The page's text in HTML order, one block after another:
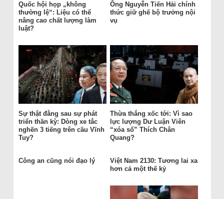
Quốc hội họp „không
thường lệ“: Liệu có thể
nâng cao chất lượng làm
luật?
Ông Nguyễn Tiến Hải chính
thức giữ ghế bộ trưởng nội
vụ
Sự thật đằng sau sự phát
triển thần kỳ: Dòng xe tắc
nghẽn 3 tiếng trên cầu Vĩnh
Tuy?
Thừa thắng xốc tới: Vì sao
lực lượng Dư Luận Viên
“xóa sổ” Thích Chân
Quang?
Công an cũng nói đạo lý
Việt Nam 2130: Tương lai xa
hơn cả một thế kỷ